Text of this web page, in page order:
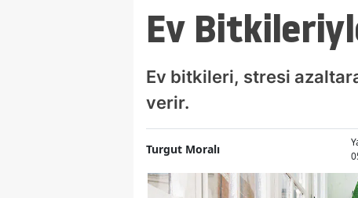
Ev
Ev bitkileri, stresi
verir.
Turgut Moralı